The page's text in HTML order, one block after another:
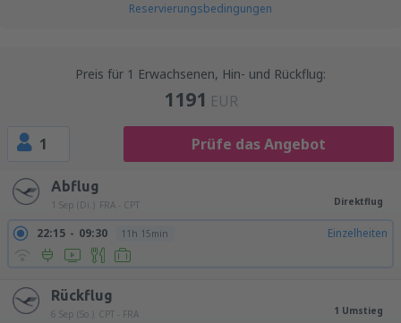
Reservierungsbedingungen
Preis für 1 Erwachsenen, Hin- und Rückflug:
1191 EUR
1 Prüfe das Angebot
Abflug
1 Sep (Di.) FRA - CPT Direktflug
22:15 09:30 11h 15min Einzelheiten
Rückflug
6 Sep (So.) CPT - FRA 1 Umstieg